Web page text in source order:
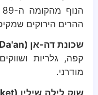
ההרים הירוקים
שכונת דה-אן (Da'an):
קפה, גלריות
מודרני.
שוק לילה שילין (Shilin Night Market):